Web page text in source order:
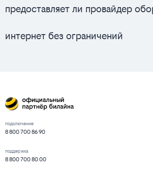
предоставляет ли провайдер
интернет без ограничений
подключение
8 800 700 86 90
поддержка
8 800 700 80 00